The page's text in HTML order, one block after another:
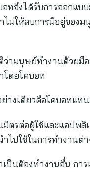
ทจึงได้รับการออกแบ
ม่ให้ลบการมีอยู่ของม
ามนุษย์ทำงานด้วยมือ
โดยโคบอท
างเดียวคือโคบอทแท
ตรต่อผู้ใช้และแอปพลิ
ไปใช้ในการทำงานต่า
นต้องทำงานอื่น การ